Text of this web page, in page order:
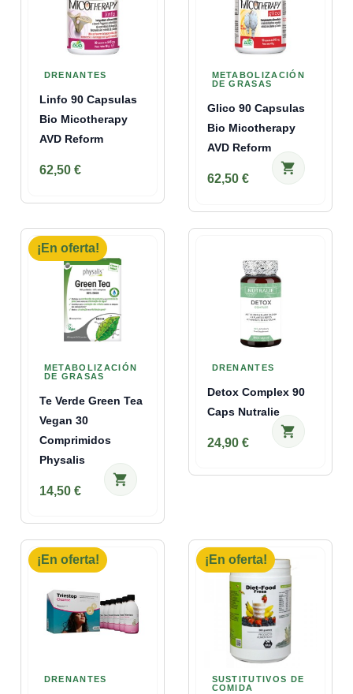
DRENANTES
Linfo 90 Capsulas
Bio Micotherapy
AVD Reform
62,50 €
METABOLIZACIÓN
DE GRASAS
Glico 90 Capsulas
Bio Micotherapy
AVD Reform
62,50 €
shopping_cart
METABOLIZACIÓN
DE GRASAS
Te Verde Green Tea
Vegan 30
Comprimidos
Physalis
14,50 €
shopping_cart
¡En oferta!
DRENANTES
Detox Complex 90
Caps Nutralie
24,90 €
shopping_cart
DRENANTES
¡En oferta!
SUSTITUTIVOS DE
COMIDA
¡En oferta!